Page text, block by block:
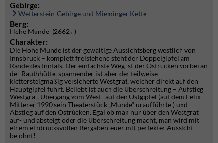
Gebirge:
Wetterstein-Gebirge und Mieminger Kette
Berg:
Hohe Munde (2662 m)
Charakter:
Die Hohe Munde ist der gewaltige Aussichtsberg westlich von
Innsbruck – komplett freistehend steht der Doppelgipfel am
Rande des Inntals. Der einfachste Weg ist der Ostrücken vorbei an
der Rauthhütte, spannender ist aber der teilweise
klettersteigmäßig versicherte Westgrat, welcher direkt auf den
Hauptgipfel führt. Beliebt ist auch die Überschreitung – Aufstieg
Westgrat, Übergang vom West- auf den Ostgipfel (auf dem Felix
Mitterer 1990 sein Theaterstück „Munde“ uraufführte ) und
Abstieg auf den Ostrücken. Egal ob man nur über den Westgrat
auf- und absteigt oder die Überschreitung macht, man wird mit
einem eindrucksvollen Bergabenteuer mit perfekter Aussicht
belohnt!